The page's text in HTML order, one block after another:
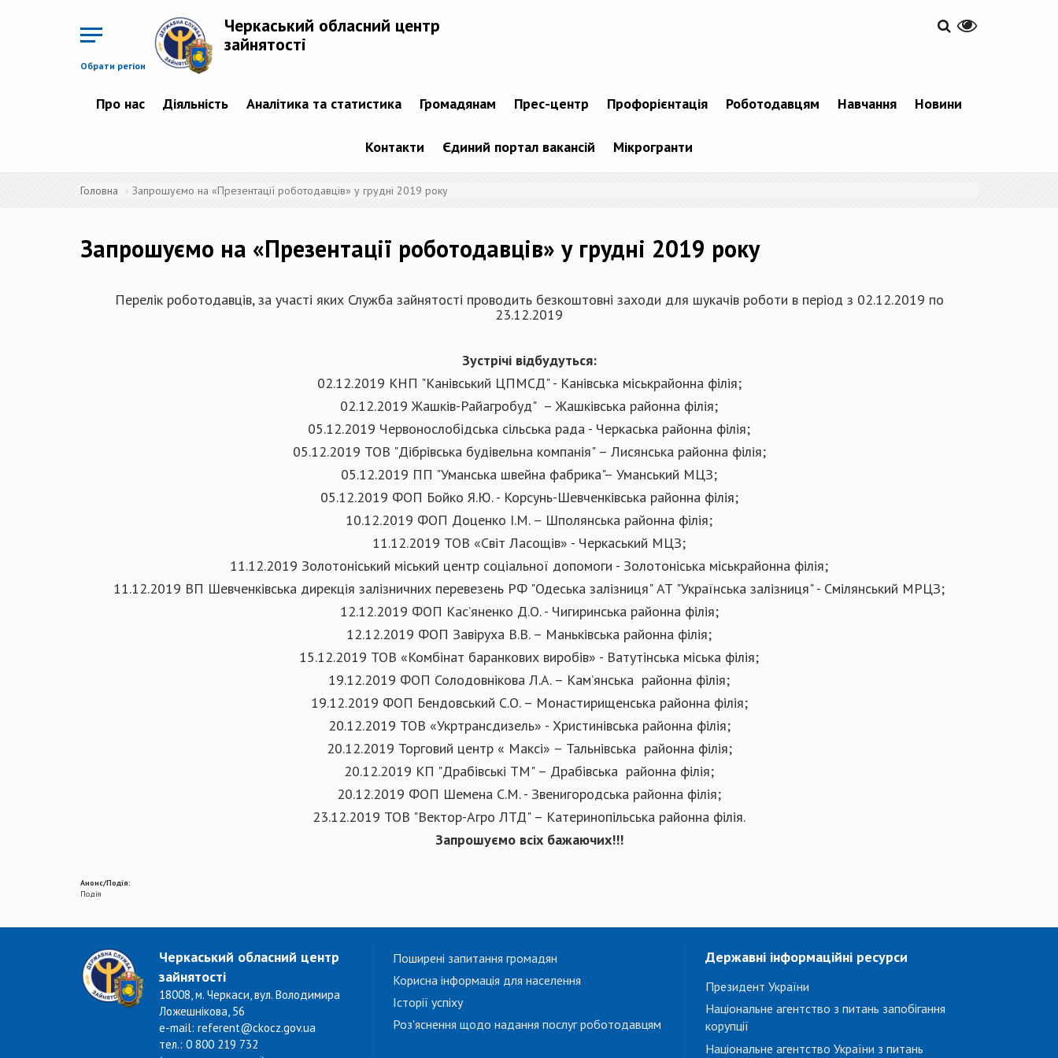
Обрати регіон
Черкаський обласний центр
зайнятості
Про нас Діяльність Аналітика та статистика Громадянам Прес-центр Профорієнтація Роботодавцям Навчання Новини
Контакти Єдиний портал вакансій Мікрогранти
Головна Запрошуємо на «Презентації роботодавців» у грудні 2019 року
Запрошуємо на «Презентації роботодавців» у грудні 2019 року
Перелік роботодавців, за участі яких Служба зайнятості проводить безкоштовні заходи для шукачів роботи в період з 02.12.2019 по
23.12.2019
Зустрічі відбудуться:
02.12.2019 КНП "Канівський ЦПМСД" - Канівська міськрайонна філія;
02.12.2019 Жашків-Райагробуд" – Жашківська районна філія;
05.12.2019 Червонослобідська сільська рада - Черкаська районна філія;
05.12.2019 ТОВ "Дібрівська будівельна компанія" – Лисянська районна філія;
05.12.2019 ПП "Уманська швейна фабрика"– Уманський МЦЗ;
05.12.2019 ФОП Бойко Я.Ю. - Корсунь-Шевченківська районна філія;
10.12.2019 ФОП Доценко І.М. – Шполянська районна філія;
11.12.2019 ТОВ «Світ Ласощів» - Черкаський МЦЗ;
11.12.2019 Золотоніський міський центр соціальної допомоги - Золотоніська міськрайонна філія;
11.12.2019 ВП Шевченківська дирекція залізничних перевезень РФ "Одеська залізниця" АТ "Українська залізниця" - Смілянський МРЦЗ;
12.12.2019 ФОП Кас’яненко Д.О. - Чигиринська районна філія;
12.12.2019 ФОП Завіруха В.В. – Маньківська районна філія;
15.12.2019 ТОВ «Комбінат баранкових виробів» - Ватутінська міська філія;
19.12.2019 ФОП Солодовнікова Л.А. – Кам’янська районна філія;
19.12.2019 ФОП Бендовський С.О. – Монастирищенська районна філія;
20.12.2019 ТОВ «Укртрансдизель» - Христинівська районна філія;
20.12.2019 Торговий центр « Максі» – Тальнівська районна філія;
20.12.2019 КП "Драбівські ТМ" – Драбівська районна філія;
20.12.2019 ФОП Шемена С.М. - Звенигородська районна філія;
23.12.2019 ТОВ "Вектор-Агро ЛТД" – Катеринопільська районна філія.
Запрошуємо всіх бажаючих!!!
Анонс/Подія:
Подія
Черкаський обласний центр
зайнятості
18008, м. Черкаси, вул. Володимира
Ложешнікова, 56
e-mail: referent@ckocz.gov.ua
тел.: 0 800 219 732
Поширені запитання громадян
Корисна інформація для населення
Історії успіху
Роз'яснення щодо надання послуг роботодавцям
Державні інформаційні ресурси
Президент України
Національне агентство з питань запобігання
корупції
Національне агентство України з питань